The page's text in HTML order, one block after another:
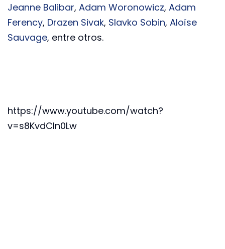
Jeanne Balibar, Adam Woronowicz, Adam
Ferency, Drazen Sivak, Slavko Sobin, Aloïse
Sauvage, entre otros.
https://www.youtube.com/watch?
v=s8KvdCIn0Lw